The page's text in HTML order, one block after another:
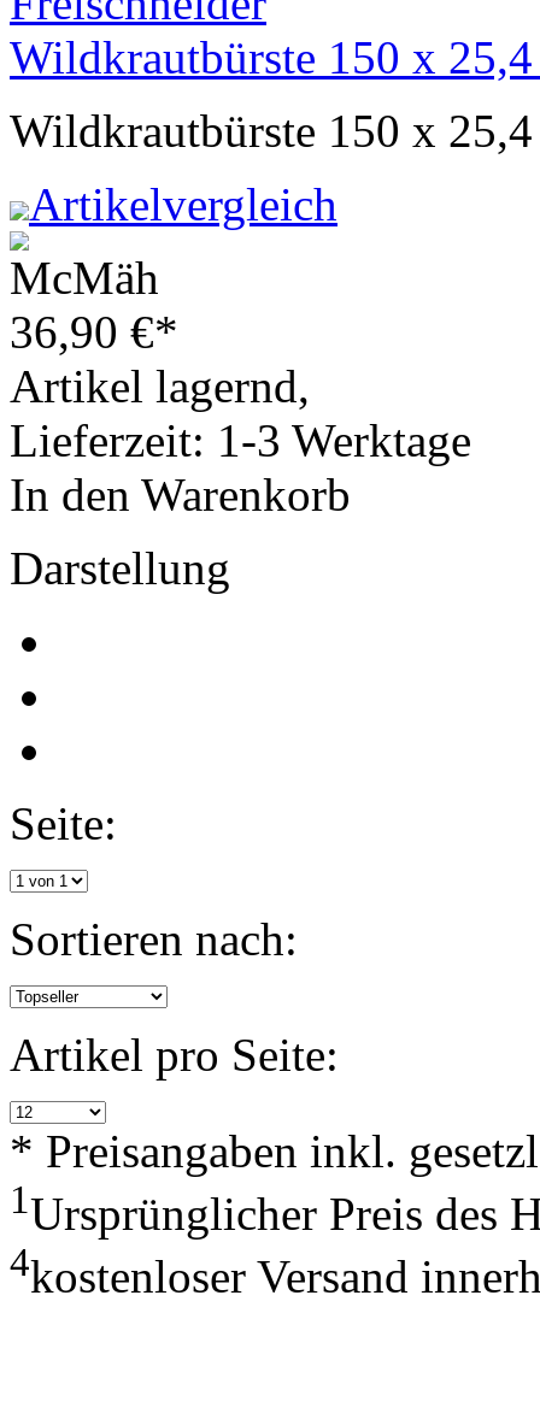
Wildkrautbürste 150 x
Wildkrautbürste 150 x
Artikelvergleich
36,90 €*
Artikel lagernd,
Lieferzeit: 1-3 Werktage
In den Warenkorb
Darstellung
Seite:
Sortieren nach:
Artikel pro Seite:
* Preisangaben inkl.
1Ursprünglicher Preis des
4kostenloser Versand